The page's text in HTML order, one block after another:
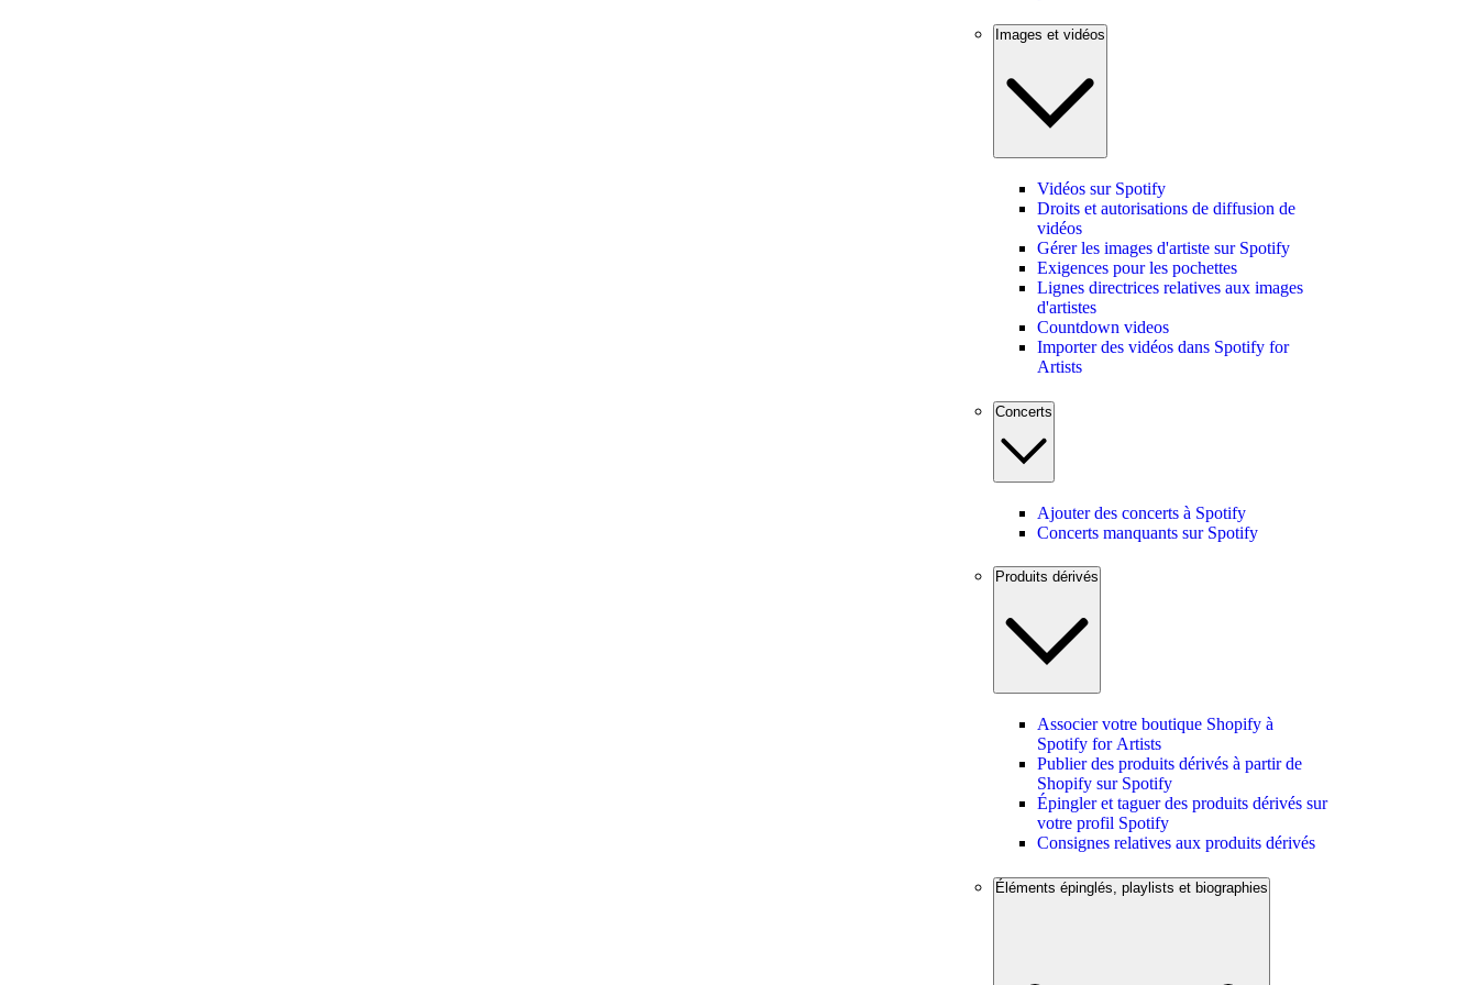
Images et vidéos
Vidéos sur Spotify
Droits et autorisations de diffusion de
vidéos
Gérer les images d'artiste sur Spotify
Exigences pour les pochettes
Lignes directrices relatives aux images
d'artistes
Countdown videos
Importer des vidéos dans Spotify for
Artists
Concerts
Ajouter des concerts à Spotify
Concerts manquants sur Spotify
Produits dérivés
Associer votre boutique Shopify à
Spotify for Artists
Publier des produits dérivés à partir de
Shopify sur Spotify
Épingler et taguer des produits dérivés sur
votre profil Spotify
Consignes relatives aux produits dérivés
Éléments épinglés, playlists et biographies